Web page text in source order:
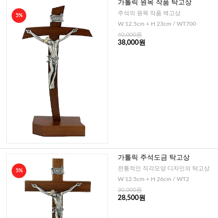
5%
가톨릭 원목 작품 탁고상
주석의 원목 작품 벽고상
W 12.5cm + H 23cm / WT700
40,000원
38,000원
5%
가톨릭 주석도금 탁고상
전통적인 직각모양 디자인의 탁고상
W 12.5cm + H 26cm / WT2
30,000원
28,500원